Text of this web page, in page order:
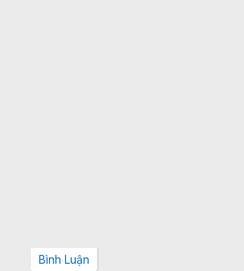
Bình Luận